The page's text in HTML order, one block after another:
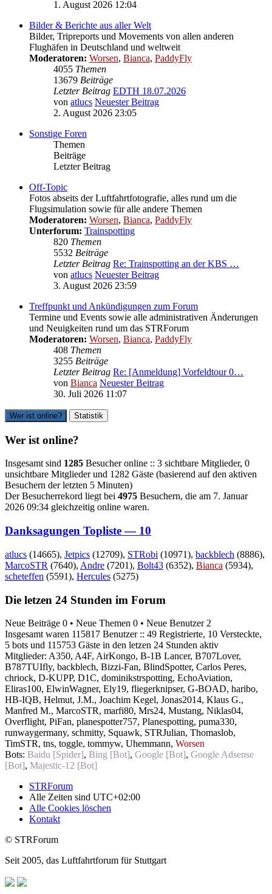
1. August 2026 12:04
Bilder & Berichte aus aller Welt
Bilder, Tripreports und Movements von allen anderen
Flughäfen in Deutschland und weltweit
Moderatoren: Worsen, Bianca, PaddyFly
4055 Themen
13679 Beiträge
Letzter Beitrag EDTH 18.07.2026
von atlucs Neuester Beitrag
2. August 2026 23:05
Sonstige Foren
Themen
Beiträge
Letzter Beitrag
Off-Topic
Fotos abseits der Luftfahrtfotografie, alles rund um die
Flugsimulation sowie für alle andere Themen
Moderatoren: Worsen, Bianca, PaddyFly
Unterforum: Trainspotting
820 Themen
5532 Beiträge
Letzter Beitrag Re: Trainspotting an der KBS …
von atlucs Neuester Beitrag
3. August 2026 23:59
Treffpunkt und Ankündigungen zum Forum
Termine und Events sowie alle administrativen Änderungen
und Neuigkeiten rund um das STRForum
Moderatoren: Worsen, Bianca, PaddyFly
408 Themen
3255 Beiträge
Letzter Beitrag Re: [Anmeldung] Vorfeldtour 0…
von Bianca Neuester Beitrag
30. Juli 2026 11:07
Wer ist online? Statistik
Wer ist online?
Insgesamt sind 1285 Besucher online :: 3 sichtbare Mitglieder, 0
unsichtbare Mitglieder und 1282 Gäste (basierend auf den aktiven
Besuchern der letzten 5 Minuten)
Der Besucherrekord liegt bei 4975 Besuchern, die am 7. Januar
2026 09:34 gleichzeitig online waren.
Danksagungen Topliste — 10
atlucs (14665), Jetpics (12709), STRobi (10971), backblech (8886),
MarcoSTR (7640), Andre (7201), Bolt43 (6352), Bianca (5934),
scheteffen (5591), Hercules (5275)
Die letzen 24 Stunden im Forum
Neue Beiträge 0 • Neue Themen 0 • Neue Benutzer 2
Insgesamt waren 115817 Benutzer :: 49 Registrierte, 10 Versteckte,
5 bots und 115753 Gäste in den letzen 24 Stunden aktiv
Mitglieder: A350, A4F, AirKongo, B-1B Lancer, B707Lover,
B787TUIfly, backblech, Bizzi-Fan, BlindSpotter, Carlos Peres,
chriock, D-KUPP, D1C, dominikstrspotting, EchoAviation,
Eliras100, ElwinWagner, Ely19, fliegerknipser, G-BOAD, haribo,
HB-IQB, Helmut, J.M., Joachim Kegel, Jonas2014, Klaus G.,
Manfred M., MarcoSTR, marfi80, Mrs24, Mustang, Niklas04,
Overflight, PiFan, planespotter757, Planespotting, puma330,
runwaygermany, schmitty, Squawk, STRJulian, Thomaslob,
TimSTR, tns, toggle, tommyw, Uhemmann, Worsen
Bots: Baidu [Spider], Bing [Bot], Google [Bot], Google Adsense
[Bot], Majestic-12 [Bot]
STRForum
Alle Zeiten sind UTC+02:00
Alle Cookies löschen
Kontakt
© STRForum
Seit 2005, das Luftfahrtforum für Stuttgart